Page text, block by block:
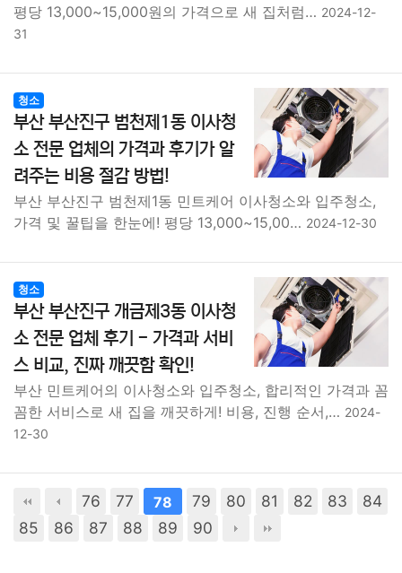
평당 13,000~15,000원의 가격으로 새 집처럼… 2024-12-
31
청소
부산 부산진구 범천제1동 이사청
소 전문 업체의 가격과 후기가 알
려주는 비용 절감 방법!
부산 부산진구 범천제1동 민트케어 이사청소와 입주청소,
가격 및 꿀팁을 한눈에! 평당 13,000~15,00… 2024-12-30
청소
부산 부산진구 개금제3동 이사청
소 전문 업체 후기 - 가격과 서비
스 비교, 진짜 깨끗함 확인!
부산 민트케어의 이사청소와 입주청소, 합리적인 가격과 꼼
꼼한 서비스로 새 집을 깨끗하게! 비용, 진행 순서,… 2024-
12-30
76 77 78 79 80 81 82 83
84
85
86 87 88 89 90